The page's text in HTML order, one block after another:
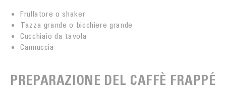
Frullatore o shaker
Tazza grande o bicchiere grande
Cucchiaio da tavola
Cannuccia
PREPARAZIONE DEL CAFFÈ FRAPPÉ